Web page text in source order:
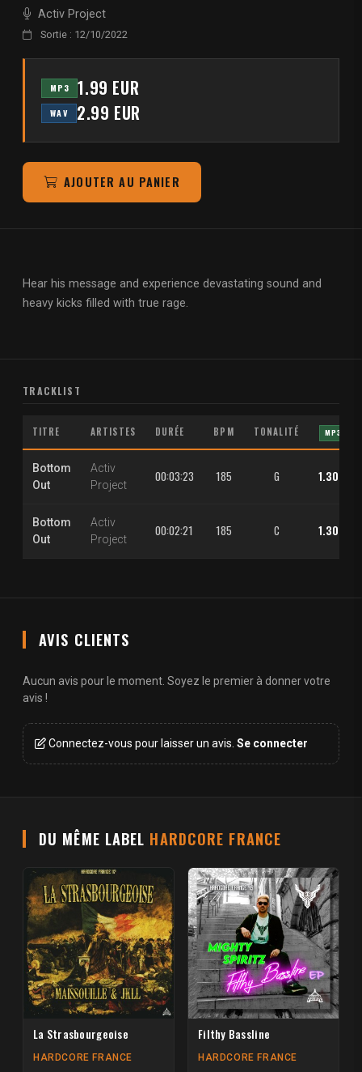
Activ Project
Sortie : 12/10/2022
MP3 1.99 EUR
WAV 2.99 EUR
AJOUTER AU PANIER
Hear his message and experience devastating sound and
heavy kicks filled with true rage.
TRACKLIST
TITRE ARTISTES DURÉE BPM TONALITÉ MP3
Bottom
Out
Activ
Project
00:03:23 185 G 1.30 €
Bottom
Out
Activ
Project
00:02:21 185 C 1.30 €
AVIS CLIENTS
Aucun avis pour le moment. Soyez le premier à donner votre
avis !
Connectez-vous pour laisser un avis. Se connecter
DU MÊME LABEL HARDCORE FRANCE
La Strasbourgeoise
HARDCORE FRANCE
Filthy Bassline
HARDCORE FRANCE